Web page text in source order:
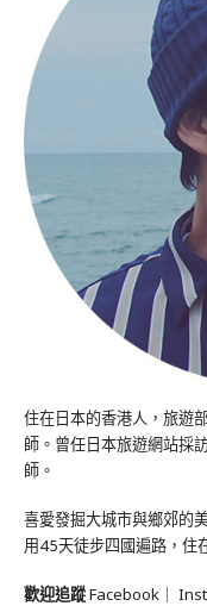
住在日本的香港人，旅遊
師。曾任日本旅遊網站採
師。
喜愛發掘大城市與鄉郊的
用45天徒步四國遍路，住
歡迎追蹤Facebook ｜